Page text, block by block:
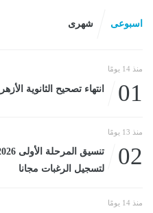
اسبوعى شهرى
منذ 14 يومًا
01 انتهاء تصحيح الثانوية
منذ 13 يومًا
02
لتسجيل الرغبات مجانا
منذ 14 يومًا